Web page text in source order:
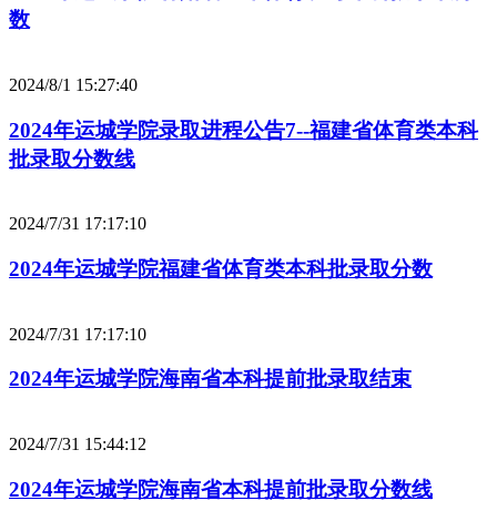
数
2024/8/1 15:27:40
2024年运城学院录取进程公告7--福建省体育类本科
批录取分数线
2024/7/31 17:17:10
2024年运城学院福建省体育类本科批录取分数
2024/7/31 17:17:10
2024年运城学院海南省本科提前批录取结束
2024/7/31 15:44:12
2024年运城学院海南省本科提前批录取分数线